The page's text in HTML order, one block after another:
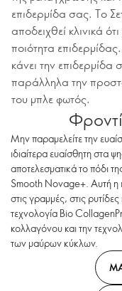
επιδερμίδα σας. Το
αποδειχθεί κλινικά
ποιότητα
κάνει την επιδερμίδα
παράλληλα την
του μπλε φωτός.
Μην παραμελείτε την
ιδιαίτερα ευαίσθητη στα
αποτελεσματικά το πόδι
Smooth Novage+. Αυτή η
στις γραμμές, στις
τεχνολογία Bio
κολλαγόνου και την
των μαύρων κύκλων.